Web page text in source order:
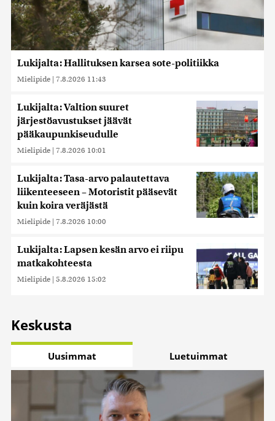
Lukijalta: Hallituksen karsea sote-politiikka
Mielipide | 7.8.2026 11:43
Lukijalta: Valtion suuret
järjestöavustukset jäävät
pääkaupunkiseudulle
Mielipide | 7.8.2026 10:01
Lukijalta: Tasa-arvo palautettava
liikenteeseen – Motoristit pääsevät
kuin koira veräjästä
Mielipide | 7.8.2026 10:00
Lukijalta: Lapsen kesän arvo ei riipu
matkakohteesta
Mielipide | 5.8.2026 15:02
Keskusta
Uusimmat Luetuimmat